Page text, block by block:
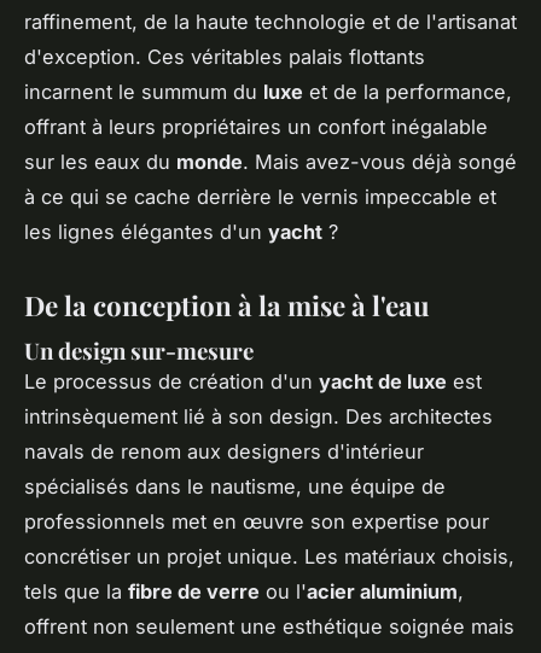
raffinement, de la haute technologie et de l'artisanat
d'exception. Ces véritables palais flottants
incarnent le summum du luxe et de la performance,
offrant à leurs propriétaires un confort inégalable
sur les eaux du monde. Mais avez-vous déjà songé
à ce qui se cache derrière le vernis impeccable et
les lignes élégantes d'un yacht ?
De la conception à la mise à l'eau
Un design sur-mesure
Le processus de création d'un yacht de luxe est
intrinsèquement lié à son design. Des architectes
navals de renom aux designers d'intérieur
spécialisés dans le nautisme, une équipe de
professionnels met en œuvre son expertise pour
concrétiser un projet unique. Les matériaux choisis,
tels que la fibre de verre ou l'acier aluminium,
offrent non seulement une esthétique soignée mais